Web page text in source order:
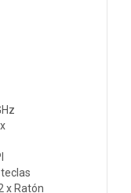
x Ratón